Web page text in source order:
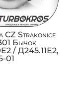
CZ Strakonice
Бычок
/ Д245.11Е2,
01